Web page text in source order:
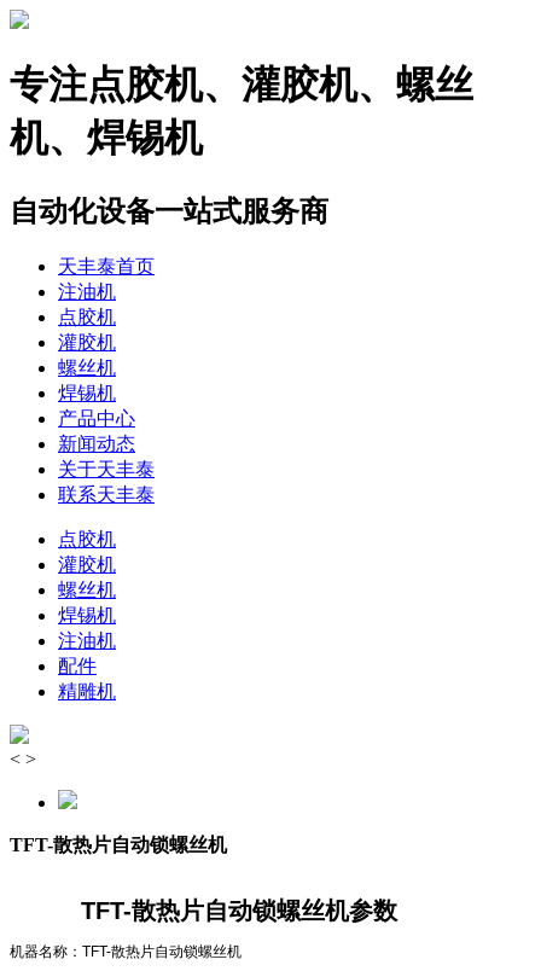
专注点胶机、灌胶机、螺丝
机、焊锡机
自动化设备一站式服务商
天丰泰首页
注油机
点胶机
灌胶机
螺丝机
焊锡机
产品中心
新闻动态
关于天丰泰
联系天丰泰
点胶机
灌胶机
螺丝机
焊锡机
注油机
配件
精雕机
< >
TFT-散热片自动锁螺丝机
TFT-散热片自动锁螺丝机参数
机器名称：TFT-散热片自动锁螺丝机